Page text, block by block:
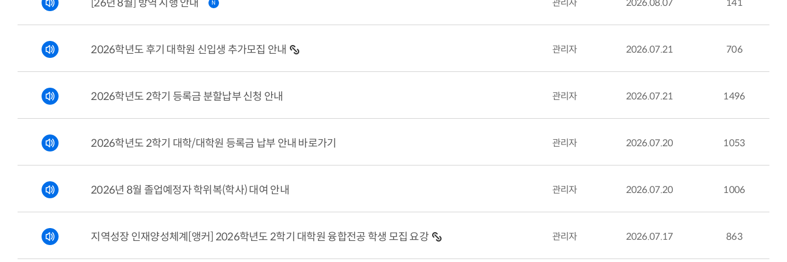
[26년 8월] 방역 시행 안내 N 관리자 2026.08.07 141
2026학년도 후기 대학원 신입생 추가모집 안내 관리자 2026.07.21 706
2026학년도 2학기 등록금 분할납부 신청 안내 관리자 2026.07.21 1496
2026학년도 2학기 대학/대학원 등록금 납부 안내 바로가기 관리자 2026.07.20 1053
2026년 8월 졸업예정자 학위복(학사) 대여 안내 관리자 2026.07.20 1006
지역성장 인재양성체계[앵커] 2026학년도 2학기 대학원 융합전공 학생 모집 요강 관리자 2026.07.17 863